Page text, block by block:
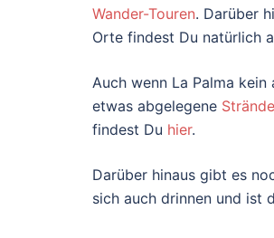
Wander-Touren. Darüber
Orte findest Du natürlich
Auch wenn La Palma
etwas abgelegene Strände
findest Du hier.
Darüber hinaus gibt es
sich auch drinnen und ist